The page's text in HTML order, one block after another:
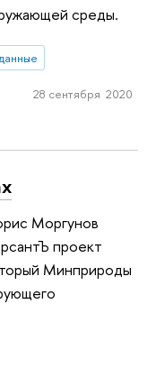
среды.
28 сентября 2020
Моргунов
проект
Минприроды